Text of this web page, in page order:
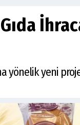
yönelik yeni